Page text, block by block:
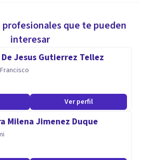
profesionales que te pueden
interesar
Jesus Gutierrez Tellez
Ver perfil
Milena Jimenez Duque